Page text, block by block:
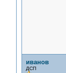
иванов
ДСП